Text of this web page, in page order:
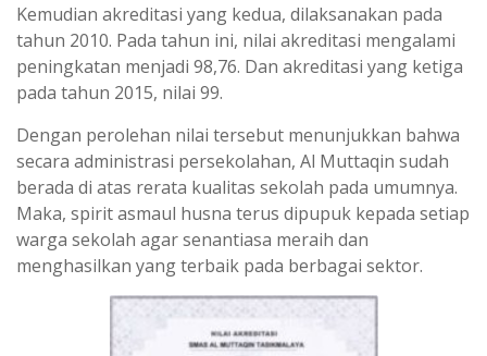
Kemudian akreditasi yang kedua, dilaksanakan pada
tahun 2010. Pada tahun ini, nilai akreditasi mengalami
peningkatan menjadi 98,76. Dan akreditasi yang ketiga
pada tahun 2015, nilai 99.
Dengan perolehan nilai tersebut menunjukkan bahwa
secara administrasi persekolahan, Al Muttaqin sudah
berada di atas rerata kualitas sekolah pada umumnya.
Maka, spirit asmaul husna terus dipupuk kepada setiap
warga sekolah agar senantiasa meraih dan
menghasilkan yang terbaik pada berbagai sektor.